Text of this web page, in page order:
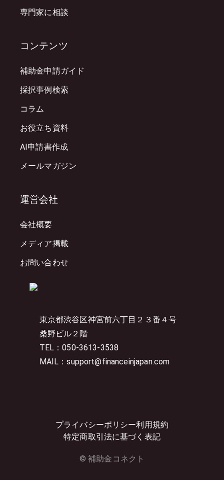
東京都渋谷区神宮前六丁目２３番４号
桑野ビル２階
TEL：050-3613-3538
MAIL：support@financeinjapan.com
プライバシーポリシー利用規約
特定商取引法に基づく表記
© 補助金コネクト
専門家に相談
コンテンツ
補助金申請ガイド
採択事例検索
コラム
お役立ち資料
AI申請書作成
メールマガジン
運営会社
会社概要
メディア掲載
お問い合わせ